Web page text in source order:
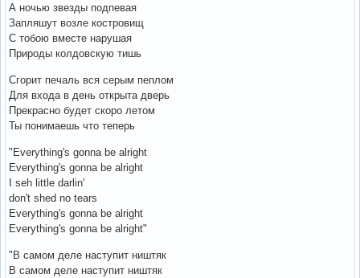
А ночью звезды подпевая
Запляшут возле костровищ
С тобою вместе нарушая
Природы колдовскую тишь
Сгорит печаль вся серым пеплом
Для входа в день открыта дверь
Прекрасно будет скоро летом
Ты понимаешь что теперь
"Everything's gonna be alright
Everything's gonna be alright
I seh little darlin'
don't shed no tears
Everything's gonna be alright
Everything's gonna be alright"
"В самом деле наступит ништяк
В самом деле наступит ништяк